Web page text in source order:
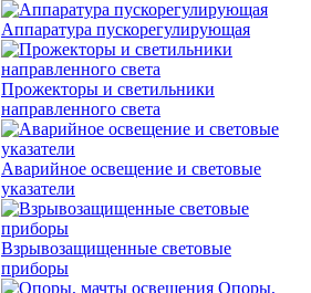
Аппаратура пускорегулирующая
Прожекторы и светильники
направленного света
Аварийное освещение и световые
указатели
Взрывозащищенные световые
приборы
Опоры,